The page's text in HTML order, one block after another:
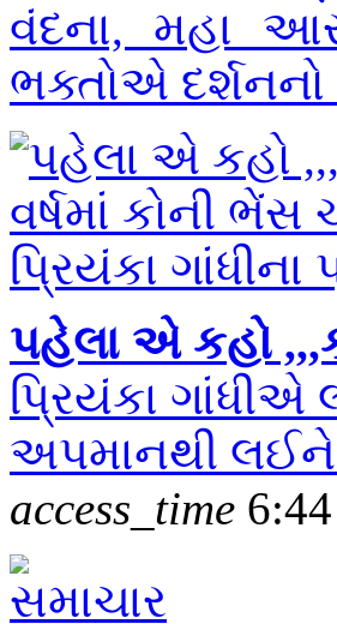
વંદના, મહા
ભક્તોએ દર્શનનો
પહેલા એ કહો
પ્રિયંકા
અપમાનથી લઈને
access_time